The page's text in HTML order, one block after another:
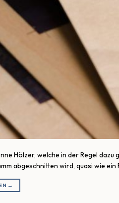
Hölzer, welche in der Regel
abgeschnitten wird, quasi wie
→